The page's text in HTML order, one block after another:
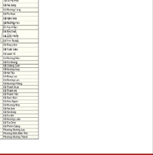
các quy định của pháp luật
địa bàn huyện năm 2021,
việc thực hiện các quy
hành án dân sự trên địa